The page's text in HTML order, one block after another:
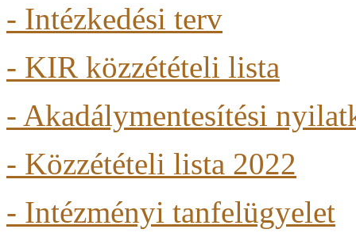
- Intézkedési terv
- KIR közzétételi lista
- Akadálymentesítési
- Közzétételi lista 2022
- Intézményi tanfelügyelet